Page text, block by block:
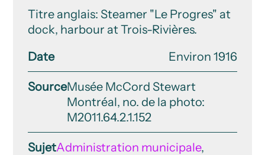
Titre anglais: Steamer "Le Progres" at
dock, harbour at Trois-Rivières.
Date
Environ 1916
SourceMusée McCord Stewart
Montréal, no. de la photo:
M2011.64.2.1.152
SujetAdministration municipale,